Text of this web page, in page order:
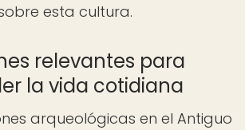
esta cultura.
relevantes para
la vida cotidiana
arqueológicas en el Antiguo